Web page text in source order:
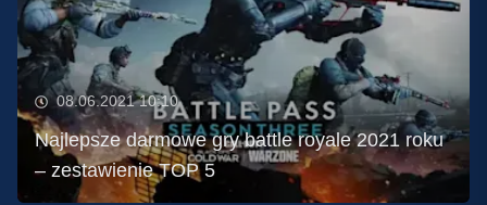
08.06.2021 10:10
Najlepsze darmowe gry battle royale 2021 roku
– zestawienie TOP 5